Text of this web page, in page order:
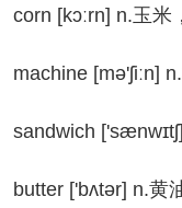
[kɔːrn] n.玉米
[mə'ʃiːn] n.
['sænwɪtʃ]
['bʌtər] n.黄